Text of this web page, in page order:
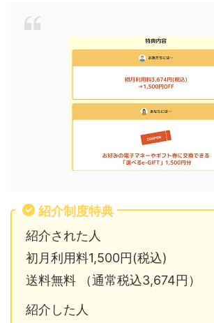
紹介制度特典
紹介された人
初月利用料1,500円(税込)
送料無料 （通常税込3,674円）
紹介した人